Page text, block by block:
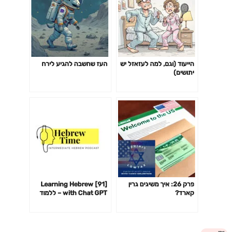
הייעוד (וגם, למה לעזאזל יש
יתושים)
העז שחשבה להגיע לירח
פרק 26: איך משיגים גרין
קארד?
[91] Learning Hebrew
with Chat GPT – ללמוד